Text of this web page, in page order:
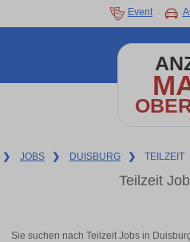
Event
❯ JOBS ❯ DUISBURG ❯ TEILZEIT
Teilzeit
Sie suchen nach Teilzeit Jobs in